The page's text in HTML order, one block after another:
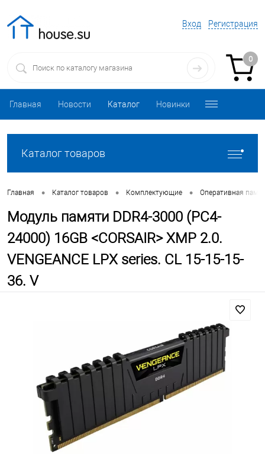
Вход Регистрация
0
Главная Новости Каталог Новинки
Каталог товаров
Главная • Каталог товаров • Комплектующие • Оперативная
Модуль памяти DDR4-3000 (PC4-
24000) 16GB <CORSAIR> XMP 2.0.
VENGEANCE LPX series. CL 15-15-15-
36. V